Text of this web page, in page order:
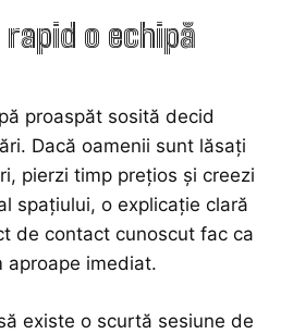
o echipă
proaspăt sosită decid
Dacă oamenii sunt lăsați
pierzi timp prețios și creezi
spațiului, o explicație clară
de contact cunoscut fac ca
aproape imediat.
existe o scurtă sesiune de